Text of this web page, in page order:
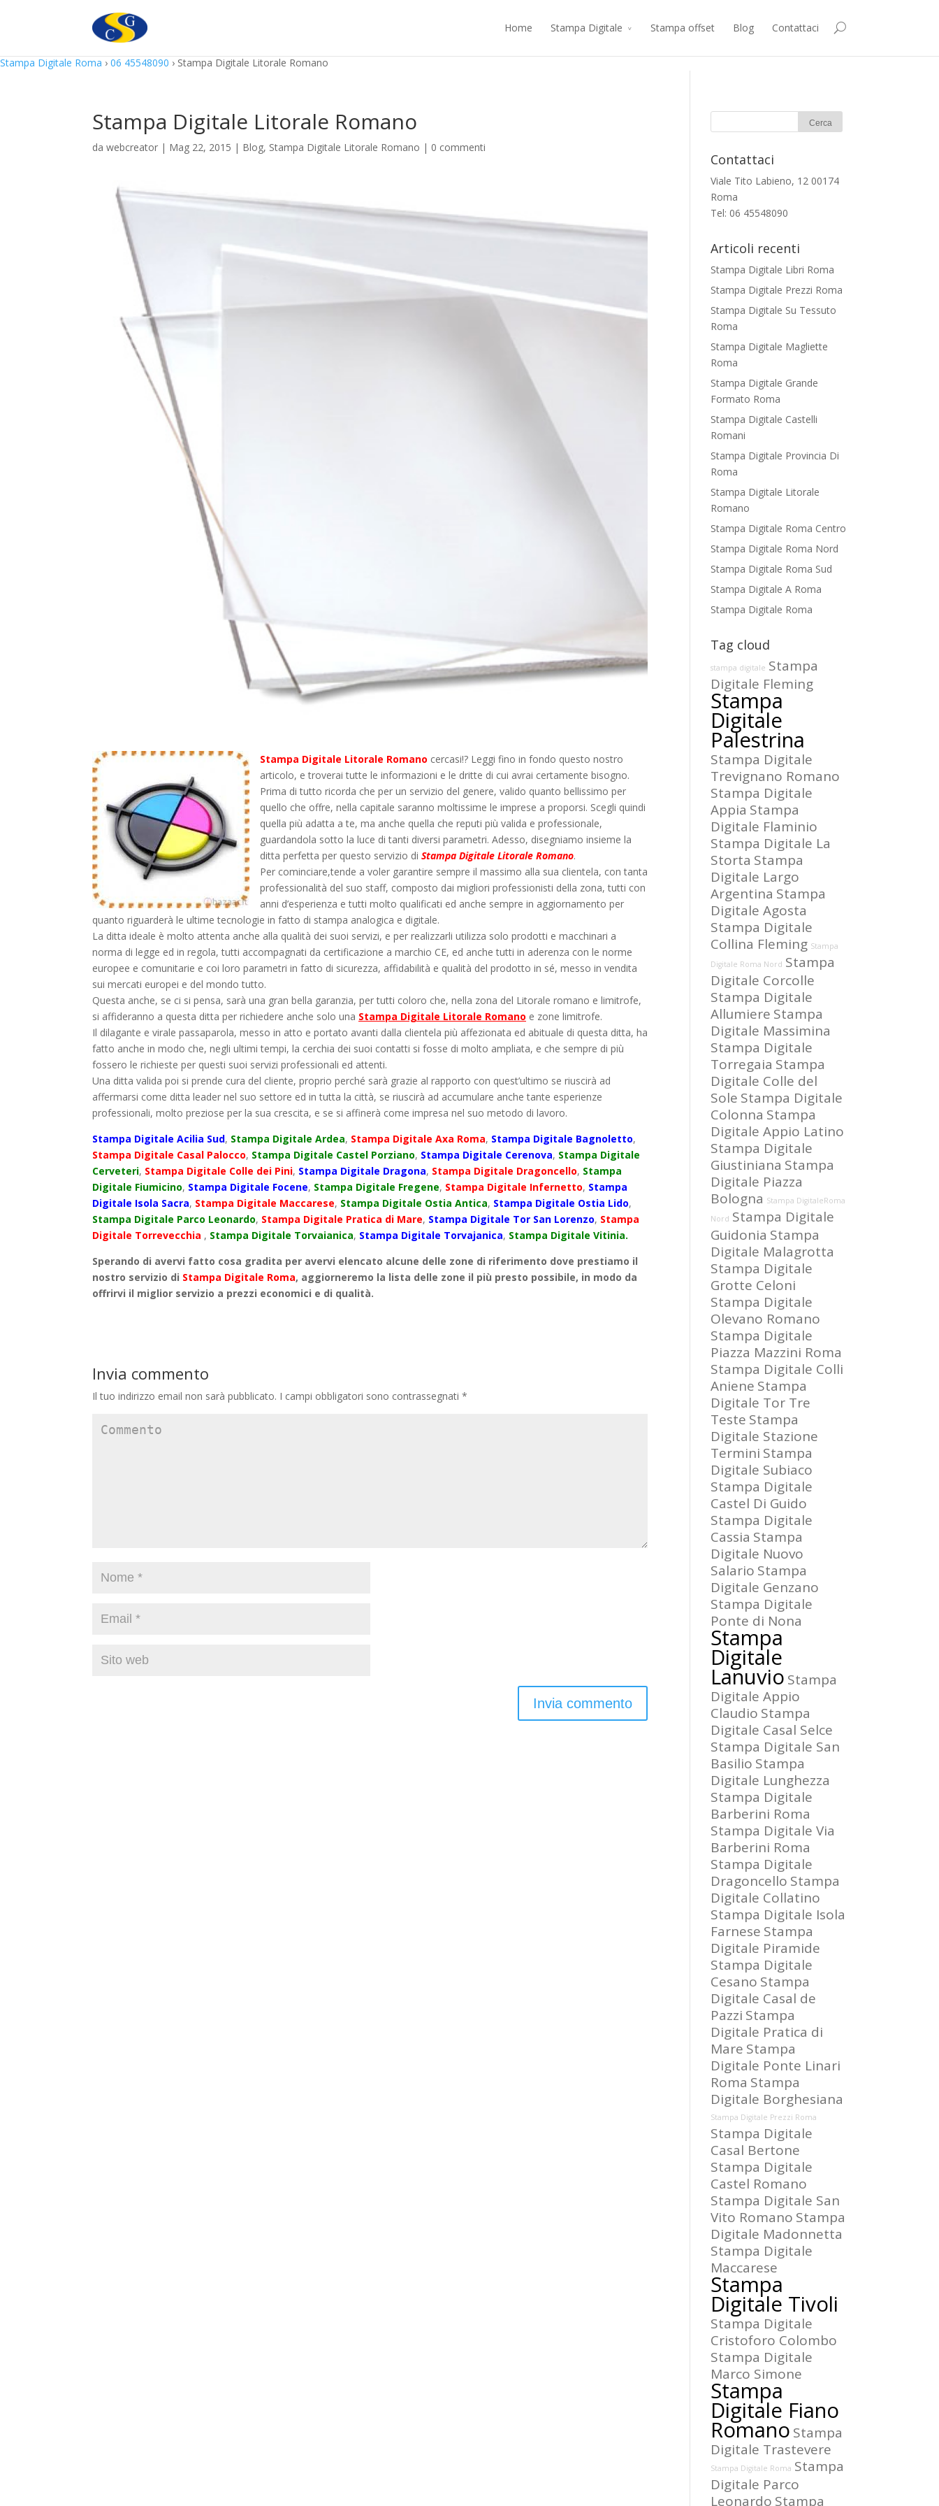
Home Stampa Digitale Stampa offset Blog Contattaci
Stampa Digitale Roma › 06 45548090 › Stampa Digitale Litorale Romano
Stampa Digitale Litorale Romano
da webcreator | Mag 22, 2015 | Blog, Stampa Digitale Litorale Romano | 0 commenti
Stampa Digitale Litorale Romano cercasi!? Leggi fino in fondo questo nostro
articolo, e troverai tutte le informazioni e le dritte di cui avrai certamente bisogno.
Prima di tutto ricorda che per un servizio del genere, valido quanto bellissimo per
quello che offre, nella capitale saranno moltissime le imprese a proporsi. Scegli quindi
quella più adatta a te, ma anche quella che reputi più valida e professionale,
guardandola sotto la luce di tanti diversi parametri. Adesso, disegniamo insieme la
ditta perfetta per questo servizio di Stampa Digitale Litorale Romano.
Per cominciare,tende a voler garantire sempre il massimo alla sua clientela, con tanta
professionalità del suo staff, composto dai migliori professionisti della zona, tutti con
anni d’esperienza e tutti molto qualificati ed anche sempre in aggiornamento per
quanto riguarderà le ultime tecnologie in fatto di stampa analogica e digitale.
La ditta ideale è molto attenta anche alla qualità dei suoi servizi, e per realizzarli utilizza solo prodotti e macchinari a
norma di legge ed in regola, tutti accompagnati da certificazione a marchio CE, ed anche tutti in aderenza con le norme
europee e comunitarie e coi loro parametri in fatto di sicurezza, affidabilità e qualità del prodotto in sé, messo in vendita
sui mercati europei e del mondo tutto.
Questa anche, se ci si pensa, sarà una gran bella garanzia, per tutti coloro che, nella zona del Litorale romano e limitrofe,
si affideranno a questa ditta per richiedere anche solo una Stampa Digitale Litorale Romano e zone limitrofe.
Il dilagante e virale passaparola, messo in atto e portato avanti dalla clientela più affezionata ed abituale di questa ditta, ha
fatto anche in modo che, negli ultimi tempi, la cerchia dei suoi contatti si fosse di molto ampliata, e che sempre di più
fossero le richieste per questi suoi servizi professionali ed attenti.
Una ditta valida poi si prende cura del cliente, proprio perché sarà grazie al rapporto con quest’ultimo se riuscirà ad
affermarsi come ditta leader nel suo settore ed in tutta la città, se riuscirà ad accumulare anche tante esperienze
professionali, molto preziose per la sua crescita, e se si affinerà come impresa nel suo metodo di lavoro.
Stampa Digitale Acilia Sud, Stampa Digitale Ardea, Stampa Digitale Axa Roma, Stampa Digitale Bagnoletto,
Stampa Digitale Casal Palocco, Stampa Digitale Castel Porziano, Stampa Digitale Cerenova, Stampa Digitale
Cerveteri, Stampa Digitale Colle dei Pini, Stampa Digitale Dragona, Stampa Digitale Dragoncello, Stampa
Digitale Fiumicino, Stampa Digitale Focene, Stampa Digitale Fregene, Stampa Digitale Infernetto, Stampa
Digitale Isola Sacra, Stampa Digitale Maccarese, Stampa Digitale Ostia Antica, Stampa Digitale Ostia Lido,
Stampa Digitale Parco Leonardo, Stampa Digitale Pratica di Mare, Stampa Digitale Tor San Lorenzo, Stampa
Digitale Torrevecchia , Stampa Digitale Torvaianica, Stampa Digitale Torvajanica, Stampa Digitale Vitinia.
Sperando di avervi fatto cosa gradita per avervi elencato alcune delle zone di riferimento dove prestiamo il
nostro servizio di Stampa Digitale Roma, aggiorneremo la lista delle zone il più presto possibile, in modo da
offrirvi il miglior servizio a prezzi economici e di qualità.
Invia commento
Il tuo indirizzo email non sarà pubblicato. I campi obbligatori sono contrassegnati *
Contattaci
Viale Tito Labieno, 12 00174
Roma
Tel: 06 45548090
Articoli recenti
Stampa Digitale Libri Roma
Stampa Digitale Prezzi Roma
Stampa Digitale Su Tessuto
Roma
Stampa Digitale Magliette
Roma
Stampa Digitale Grande
Formato Roma
Stampa Digitale Castelli
Romani
Stampa Digitale Provincia Di
Roma
Stampa Digitale Litorale
Romano
Stampa Digitale Roma Centro
Stampa Digitale Roma Nord
Stampa Digitale Roma Sud
Stampa Digitale A Roma
Stampa Digitale Roma
Tag cloud
stampa digitale Stampa
Digitale Fleming
Stampa
Digitale
Palestrina
Stampa Digitale
Trevignano Romano
Stampa Digitale
Appia Stampa
Digitale Flaminio
Stampa Digitale La
Storta Stampa
Digitale Largo
Argentina Stampa
Digitale Agosta
Stampa Digitale
Collina Fleming Stampa
Digitale Roma Nord Stampa
Digitale Corcolle
Stampa Digitale
Allumiere Stampa
Digitale Massimina
Stampa Digitale
Torregaia Stampa
Digitale Colle del
Sole Stampa Digitale
Colonna Stampa
Digitale Appio Latino
Stampa Digitale
Giustiniana Stampa
Digitale Piazza
Bologna Stampa DigitaleRoma
Nord Stampa Digitale
Guidonia Stampa
Digitale Malagrotta
Stampa Digitale
Grotte Celoni
Stampa Digitale
Olevano Romano
Stampa Digitale
Piazza Mazzini Roma
Stampa Digitale Colli
Aniene Stampa
Digitale Tor Tre
Teste Stampa
Digitale Stazione
Termini Stampa
Digitale Subiaco
Stampa Digitale
Castel Di Guido
Stampa Digitale
Cassia Stampa
Digitale Nuovo
Salario Stampa
Digitale Genzano
Stampa Digitale
Ponte di Nona
Stampa
Digitale
Lanuvio Stampa
Digitale Appio
Claudio Stampa
Digitale Casal Selce
Stampa Digitale San
Basilio Stampa
Digitale Lunghezza
Stampa Digitale
Barberini Roma
Stampa Digitale Via
Barberini Roma
Stampa Digitale
Dragoncello Stampa
Digitale Collatino
Stampa Digitale Isola
Farnese Stampa
Digitale Piramide
Stampa Digitale
Cesano Stampa
Digitale Casal de
Pazzi Stampa
Digitale Pratica di
Mare Stampa
Digitale Ponte Linari
Roma Stampa
Digitale Borghesiana
Stampa Digitale Prezzi Roma
Stampa Digitale
Casal Bertone
Stampa Digitale
Castel Romano
Stampa Digitale San
Vito Romano Stampa
Digitale Madonnetta
Stampa Digitale
Maccarese
Stampa
Digitale Tivoli
Stampa Digitale
Cristoforo Colombo
Stampa Digitale
Marco Simone
Stampa
Digitale Fiano
Romano Stampa
Digitale Trastevere
Stampa Digitale Roma Stampa
Digitale Parco
Leonardo Stampa
Questo sito utilizza cookie in conformità alla policy e cookie che rientrano nella responsabilità di terze parti. Proseguendo nella navigazione acconsenti all’utilizzo di cookie.